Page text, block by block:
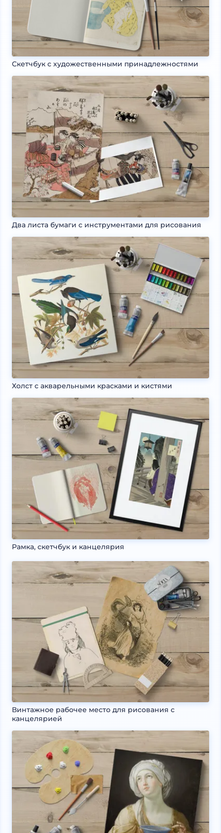
Скетчбук с художественными принадлежностями
Два листа бумаги с инструментами для рисования
Холст с акварельными красками и кистями
Рамка, скетчбук и канцелярия
Винтажное рабочее место для рисования с
канцелярией